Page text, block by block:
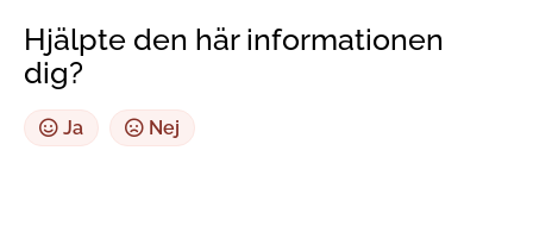
Hjälpte den här informationen
dig?
Ja Nej